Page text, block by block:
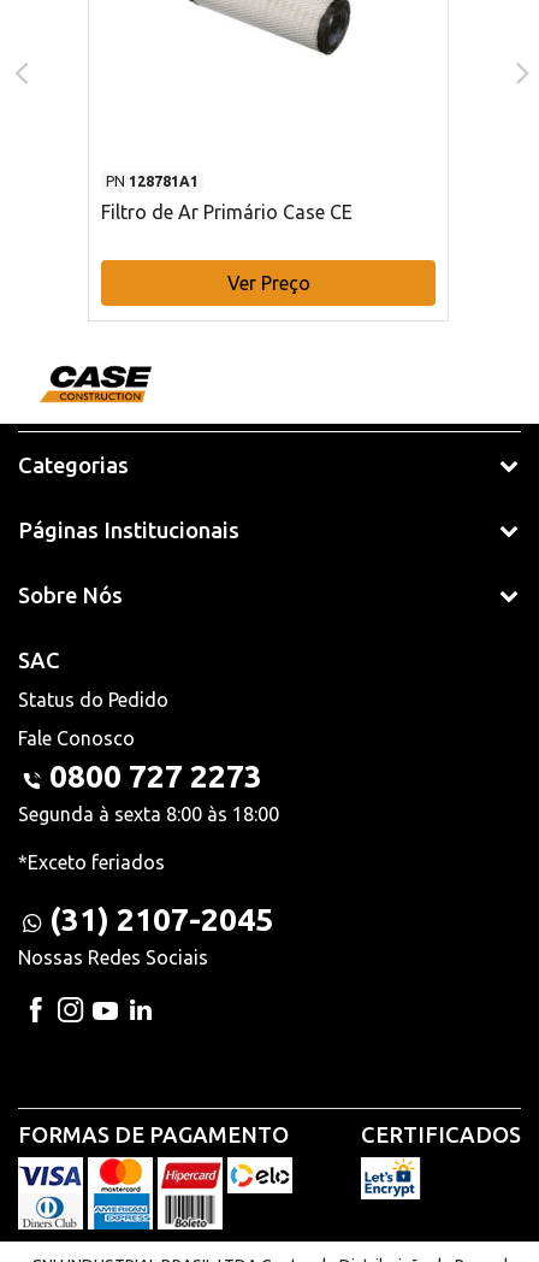
PN 128781A1
Filtro de Ar Primário Case CE
Ver Preço
Categorias
Páginas Institucionais
Sobre Nós
SAC
Status do Pedido
Fale Conosco
0800 727 2273
Segunda à sexta 8:00 às 18:00
*Exceto feriados
(31) 2107-2045
Nossas Redes Sociais
FORMAS DE PAGAMENTO CERTIFICADOS